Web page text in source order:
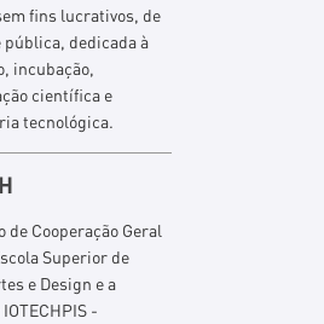
fins lucrativos, de
dedicada à
incubação,
científica e
tecnológica.
de Cooperação Geral
Superior de
e Design e a
-